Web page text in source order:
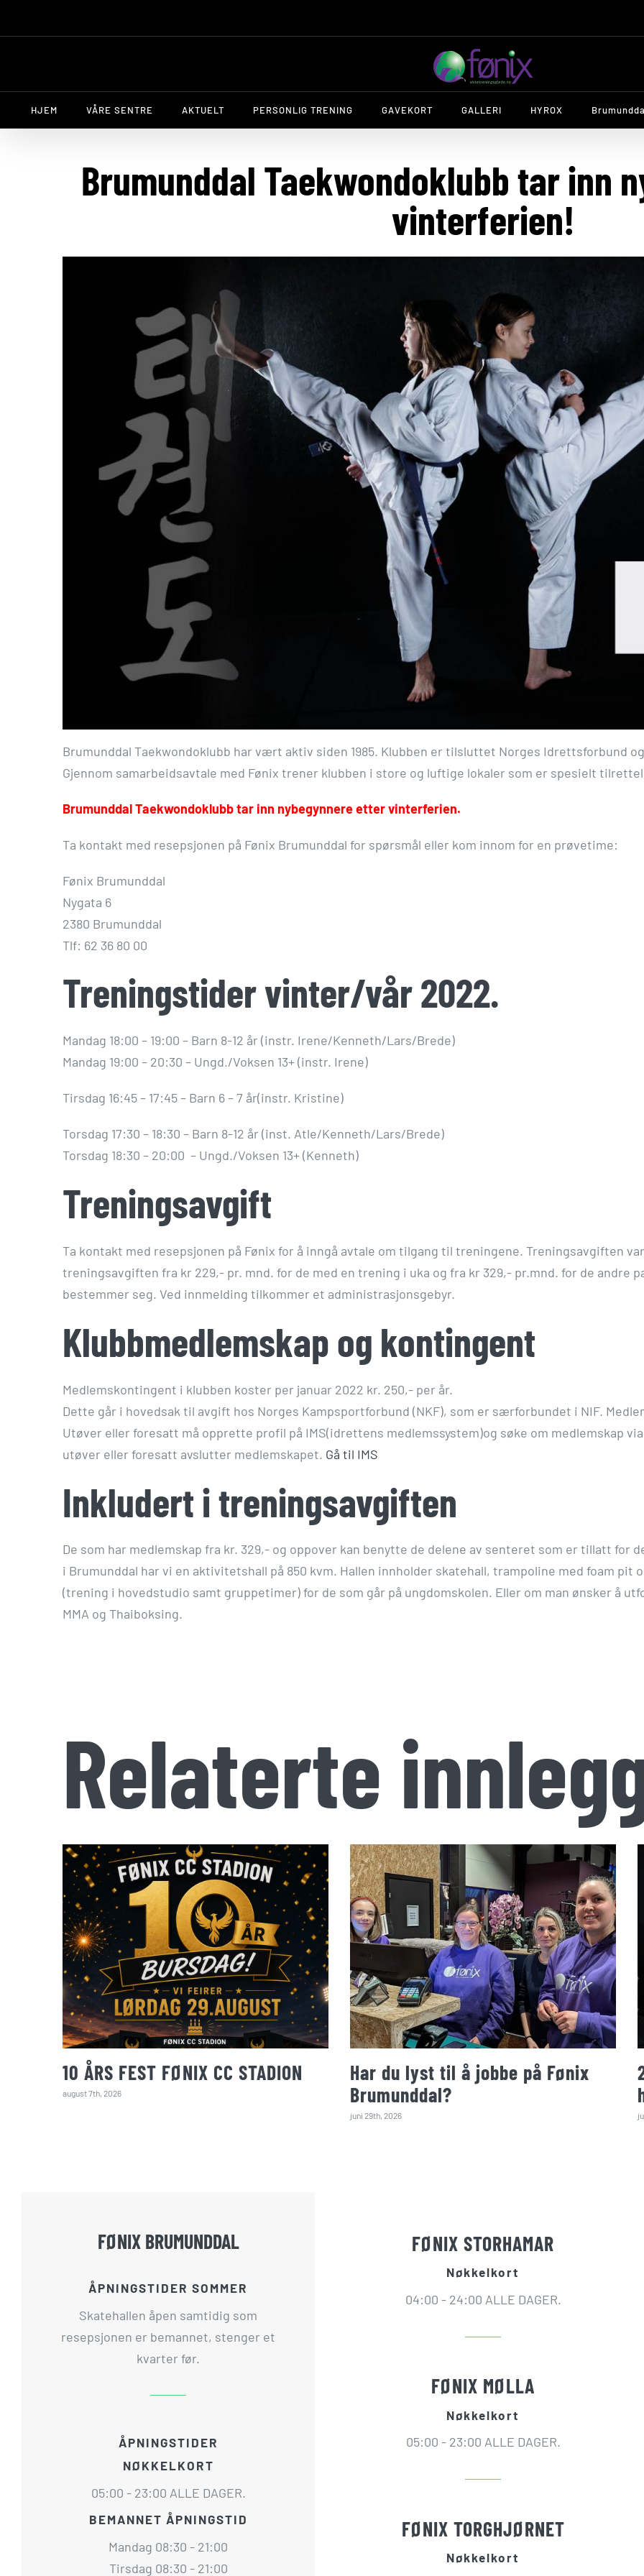
HJEM VÅRE SENTRE AKTUELT PERSONLIG TRENING GAVEKORT GALLERI HYROX
Brumunddal Taekwondoklubb tar inn
vinterferien!
Brumunddal Taekwondoklubb har vært aktiv siden 1985. Klubben er tilsluttet Norges Idrettsforbund
Gjennom samarbeidsavtale med Fønix trener klubben i store og luftige lokaler som er spesielt
Brumunddal Taekwondoklubb tar inn nybegynnere etter vinterferien.
Ta kontakt med resepsjonen på Fønix Brumunddal for spørsmål eller kom innom for en prøvetime:
Fønix Brumunddal
Nygata 6
2380 Brumunddal
Tlf: 62 36 80 00
Treningstider vinter/vår 2022.
Mandag 18:00 – 19:00 – Barn 8-12 år (instr. Irene/Kenneth/Lars/Brede)
Mandag 19:00 – 20:30 – Ungd./Voksen 13+ (instr. Irene)
Tirsdag 16:45 – 17:45 – Barn 6 – 7 år(instr. Kristine)
Torsdag 17:30 – 18:30 – Barn 8-12 år (inst. Atle/Kenneth/Lars/Brede)
Torsdag 18:30 – 20:00 – Ungd./Voksen 13+ (Kenneth)
Treningsavgift
Ta kontakt med resepsjonen på Fønix for å inngå avtale om tilgang til treningene. Treningsavgiften
treningsavgiften fra kr 229,- pr. mnd. for de med en trening i uka og fra kr 329,- pr.mnd. for de andre
bestemmer seg. Ved innmelding tilkommer et administrasjonsgebyr.
Klubbmedlemskap og kontingent
Medlemskontingent i klubben koster per januar 2022 kr. 250,- per år.
Dette går i hovedsak til avgift hos Norges Kampsportforbund (NKF), som er særforbundet i NIF.
Utøver eller foresatt må opprette profil på IMS(idrettens medlemssystem)og søke om medlemskap
utøver eller foresatt avslutter medlemskapet. Gå til IMS
Inkludert i treningsavgiften
De som har medlemskap fra kr. 329,- og oppover kan benytte de delene av senteret som er tillatt for
i Brumunddal har vi en aktivitetshall på 850 kvm. Hallen innholder skatehall, trampoline med foam pit
(trening i hovedstudio samt gruppetimer) for de som går på ungdomskolen. Eller om man ønsker å
MMA og Thaiboksing.
Relaterte
10 ÅRS FEST FØNIX CC STADION
august 7th, 2026
Har du lyst til å jobbe på Fønix
Brumunddal?
juni 29th, 2026
FØNIX BRUMUNDDAL
ÅPNINGSTIDER SOMMER
Skatehallen åpen samtidig som
resepsjonen er bemannet, stenger et
kvarter før.
ÅPNINGSTIDER
NØKKELKORT
05:00 - 23:00 ALLE DAGER.
BEMANNET ÅPNINGSTID
Mandag 08:30 - 21:00
Tirsdag 08:30 - 21:00
FØNIX STORHAMAR
Nøkkelkort
04:00 - 24:00 ALLE DAGER.
FØNIX MØLLA
Nøkkelkort
05:00 - 23:00 ALLE DAGER.
FØNIX TORGHJØRNET
Nøkkelkort